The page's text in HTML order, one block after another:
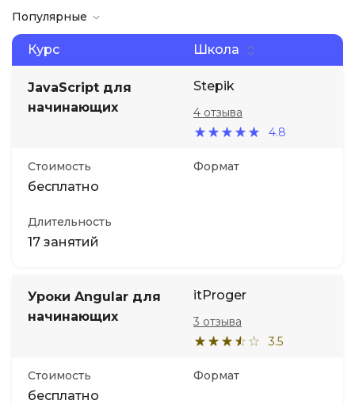
Популярные
Курс Школа
JavaScript для
начинающих
Stepik
4.8
4 отзыва
Стоимость
бесплатно
Формат
Длительность
17 занятий
Уроки Angular для
начинающих
itProger
3.5
3 отзыва
Стоимость
бесплатно
Формат